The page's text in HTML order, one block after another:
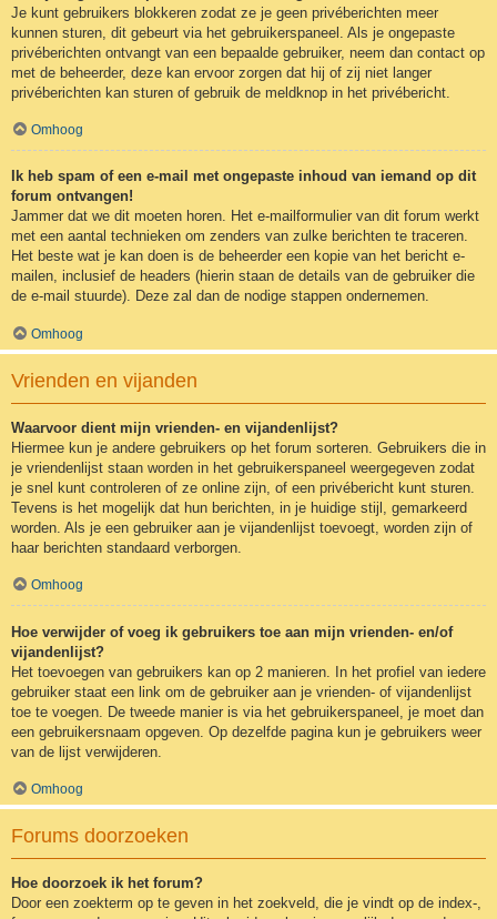
Je kunt gebruikers blokkeren zodat ze je geen privéberichten meer
kunnen sturen, dit gebeurt via het gebruikerspaneel. Als je ongepaste
privéberichten ontvangt van een bepaalde gebruiker, neem dan contact op
met de beheerder, deze kan ervoor zorgen dat hij of zij niet langer
privéberichten kan sturen of gebruik de meldknop in het privébericht.
Omhoog
Ik heb spam of een e-mail met ongepaste inhoud van iemand op dit
forum ontvangen!
Jammer dat we dit moeten horen. Het e-mailformulier van dit forum werkt
met een aantal technieken om zenders van zulke berichten te traceren.
Het beste wat je kan doen is de beheerder een kopie van het bericht e-
mailen, inclusief de headers (hierin staan de details van de gebruiker die
de e-mail stuurde). Deze zal dan de nodige stappen ondernemen.
Omhoog
Vrienden en vijanden
Waarvoor dient mijn vrienden- en vijandenlijst?
Hiermee kun je andere gebruikers op het forum sorteren. Gebruikers die in
je vriendenlijst staan worden in het gebruikerspaneel weergegeven zodat
je snel kunt controleren of ze online zijn, of een privébericht kunt sturen.
Tevens is het mogelijk dat hun berichten, in je huidige stijl, gemarkeerd
worden. Als je een gebruiker aan je vijandenlijst toevoegt, worden zijn of
haar berichten standaard verborgen.
Omhoog
Hoe verwijder of voeg ik gebruikers toe aan mijn vrienden- en/of
vijandenlijst?
Het toevoegen van gebruikers kan op 2 manieren. In het profiel van iedere
gebruiker staat een link om de gebruiker aan je vrienden- of vijandenlijst
toe te voegen. De tweede manier is via het gebruikerspaneel, je moet dan
een gebruikersnaam opgeven. Op dezelfde pagina kun je gebruikers weer
van de lijst verwijderen.
Omhoog
Forums doorzoeken
Hoe doorzoek ik het forum?
Door een zoekterm op te geven in het zoekveld, die je vindt op de index-,